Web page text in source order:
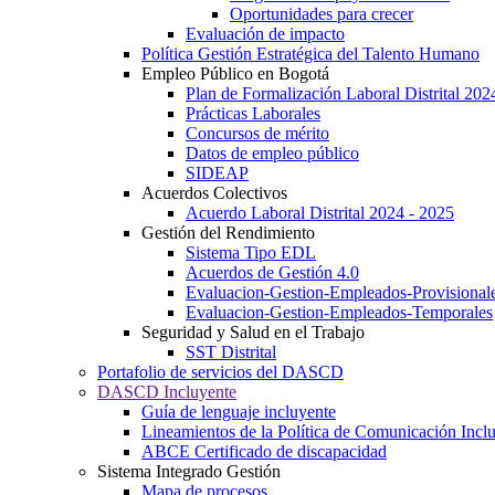
Oportunidades para crecer
Evaluación de impacto
Política Gestión Estratégica del Talento Humano
Empleo Público en Bogotá
Plan de Formalización Laboral Distrital
Prácticas Laborales
Concursos de mérito
Datos de empleo público
SIDEAP
Acuerdos Colectivos
Acuerdo Laboral Distrital 2024 - 2025
Gestión del Rendimiento
Sistema Tipo EDL
Acuerdos de Gestión 4.0
Evaluacion-Gestion-Empleados-
Evaluacion-Gestion-Empleados-Temporales
Seguridad y Salud en el Trabajo
SST Distrital
Portafolio de servicios del DASCD
DASCD Incluyente
Guía de lenguaje incluyente
Lineamientos de la Política de Comunicación
ABCE Certificado de discapacidad
Sistema Integrado Gestión
Mapa de procesos